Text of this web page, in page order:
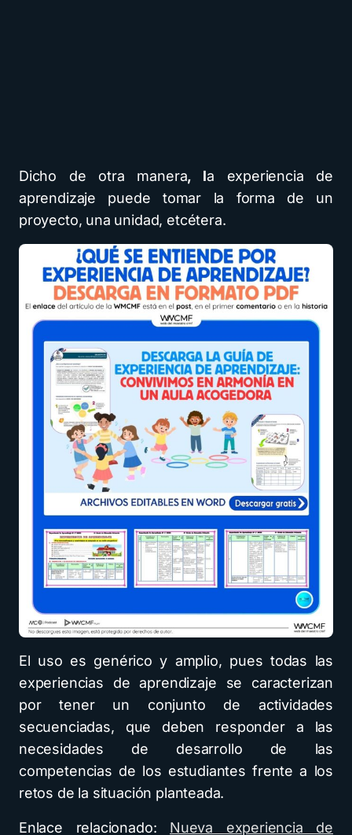
Dicho de otra manera, la experiencia de
aprendizaje puede tomar la forma de un
proyecto, una unidad, etcétera.
El uso es genérico y amplio, pues todas las
experiencias de aprendizaje se caracterizan
por tener un conjunto de actividades
secuenciadas, que deben responder a las
necesidades de desarrollo de las
competencias de los estudiantes frente a los
retos de la situación planteada.
Enlace relacionado: Nueva experiencia de